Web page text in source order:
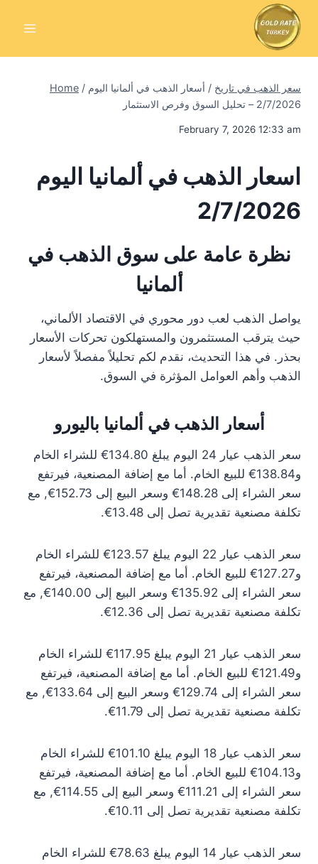
Home / سعر الذهب في تاريخ / أسعار الذهب في ألمانيا اليوم
2/7/2026 – تحليل السوق وفرص الاستثمار
February 7, 2026 12:33 am
اسعار الذهب في ألمانيا اليوم
2/7/2026
نظرة عامة على سوق الذهب في
ألمانيا
يواصل الذهب لعب دور محوري في الاقتصاد الألماني،
حيث يترقب المستثمرون والمستهلكون تحركات الأسعار
بحذر. في هذا التحديث، نقدم لكم تحليلاً مفصلاً لأسعار
الذهب وأهم العوامل المؤثرة في السوق.
أسعار الذهب في ألمانيا باليورو
سعر الذهب عيار 24 اليوم يبلغ 134.80€ للشراء الخام
و138.84€ للبيع الخام. أما مع إضافة المصنعية، فيرتفع
سعر الشراء إلى 148.28€ وسعر البيع إلى 152.73€, مع
تكلفة مصنعية تقديرية تصل إلى 13.48€.
سعر الذهب عيار 22 اليوم يبلغ 123.57€ للشراء الخام
و127.27€ للبيع الخام. أما مع إضافة المصنعية، فيرتفع
سعر الشراء إلى 135.92€ وسعر البيع إلى 140.00€, مع
تكلفة مصنعية تقديرية تصل إلى 12.36€.
سعر الذهب عيار 21 اليوم يبلغ 117.95€ للشراء الخام
و121.49€ للبيع الخام. أما مع إضافة المصنعية، فيرتفع
سعر الشراء إلى 129.74€ وسعر البيع إلى 133.64€, مع
تكلفة مصنعية تقديرية تصل إلى 11.79€.
سعر الذهب عيار 18 اليوم يبلغ 101.10€ للشراء الخام
و104.13€ للبيع الخام. أما مع إضافة المصنعية، فيرتفع
سعر الشراء إلى 111.21€ وسعر البيع إلى 114.55€, مع
تكلفة مصنعية تقديرية تصل إلى 10.11€.
سعر الذهب عيار 14 اليوم يبلغ 78.63€ للشراء الخام